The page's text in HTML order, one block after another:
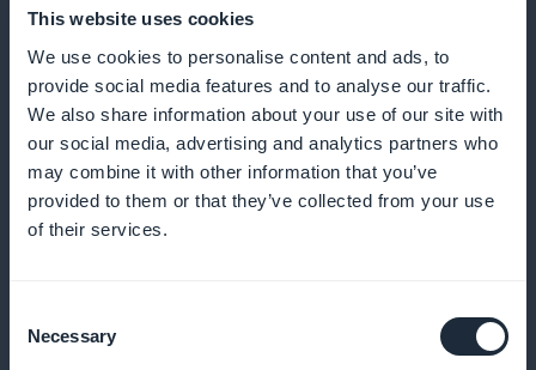
This website uses cookies
We use cookies to personalise content and ads, to
provide social media features and to analyse our traffic.
We also share information about your use of our site with
our social media, advertising and analytics partners who
may combine it with other information that you’ve
provided to them or that they’ve collected from your use
of their services.
Selection
Necessary
Seguimiento detallado de los
compromisos
tiempo real